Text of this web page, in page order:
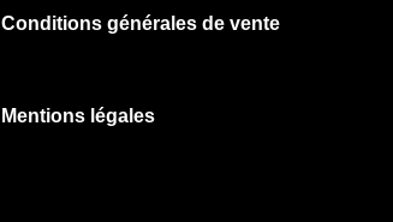
Conditions générales de vente
Mentions légales